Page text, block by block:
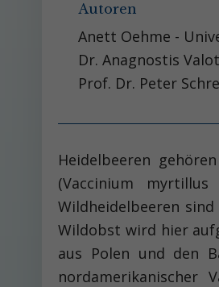
Autoren
Anett Oehme -
Dr. Anagnostis
Prof. Dr. Peter
Heidelbeeren
(Vaccinium
Wildheidelbeeren
Wildobst wird hier
aus Polen und den
nordamerikanischer